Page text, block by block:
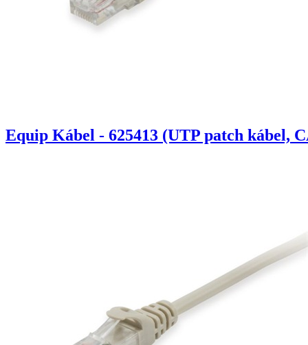
Equip Kábel - 625413 (UTP patch kábel,